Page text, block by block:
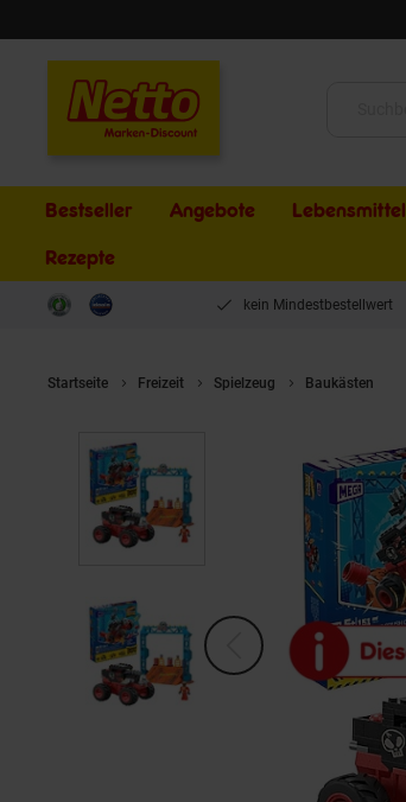
Bestseller Angebote Lebensmittel
Rezepte
kein Mindestbestellwert
Startseite Freizeit Spielzeug Baukästen